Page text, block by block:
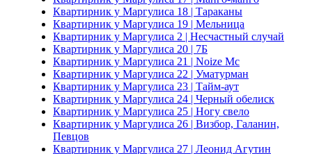
Квартирник у Маргулиса 18 | Тараканы
Квартирник у Маргулиса 19 | Мельница
Квартирник у Маргулиса 2 | Несчастный случай
Квартирник у Маргулиса 20 | 7Б
Квартирник у Маргулиса 21 | Noize Mc
Квартирник у Маргулиса 22 | Уматурман
Квартирник у Маргулиса 23 | Тайм-аут
Квартирник у Маргулиса 24 | Черный обелиск
Квартирник у Маргулиса 25 | Ногу свело
Квартирник у Маргулиса 26 | Визбор, Галанин,
Певцов
Квартирник у Маргулиса 27 | Леонид Агутин